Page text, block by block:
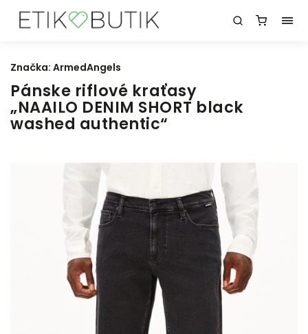
Pánske riflové kraťasy
„NAAILO DENIM SHORT black
washed authentic“
Značka: ArmedAngels